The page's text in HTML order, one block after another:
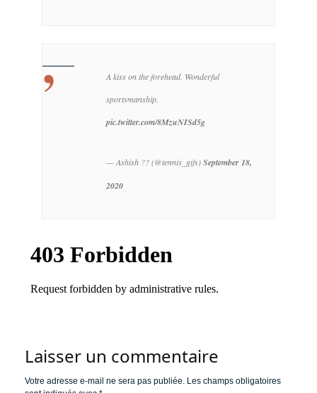
A kiss on the forehead. Wonderful
sportsmanship.
pic.twitter.com/8MzuNISd5g
— Ashish ?? (@tennis_gifs)September 18,
2020
Laisser un commentaire
Votre adresse e-mail ne sera pas publiée. Les champs obligatoires